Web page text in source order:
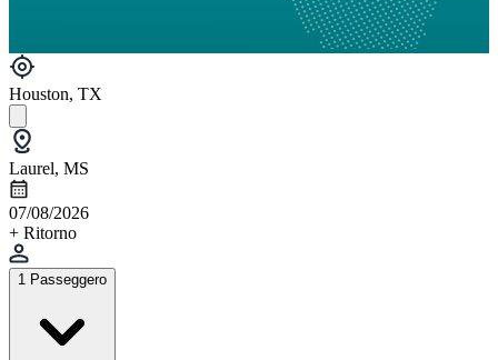
Houston, TX
Laurel, MS
07/08/2026
+ Ritorno
1 Passeggero